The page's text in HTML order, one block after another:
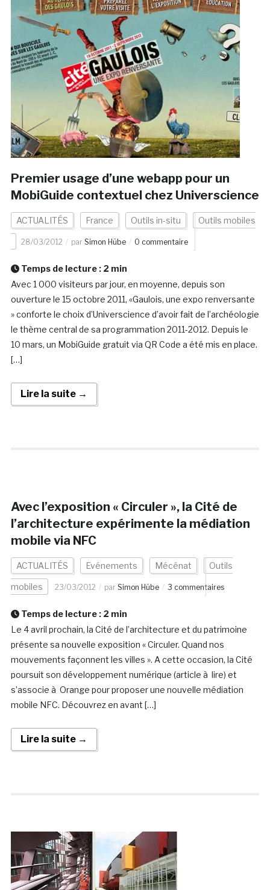
Premier usage d’une webapp pour un
MobiGuide contextuel chez Universcience
ACTUALITÉS France Outils in-situ Outils mobiles
28/03/2012 par Simon Hübe 0 commentaire
Temps de lecture : 2 min
Avec 1 000 visiteurs par jour, en moyenne, depuis son
ouverture le 15 octobre 2011, «Gaulois, une expo renversante
» conforte le choix d’Universcience d’avoir fait de l’archéologie
le thème central de sa programmation 2011-2012. Depuis le
10 mars, un MobiGuide gratuit via QR Code a été mis en place.
[…]
Lire la suite →
Avec l’exposition « Circuler », la Cité de
l’architecture expérimente la médiation
mobile via NFC
ACTUALITÉS Evénements Mécénat Outils
mobiles 23/03/2012 par Simon Hübe 3 commentaires
Temps de lecture : 2 min
Le 4 avril prochain, la Cité de l’architecture et du patrimoine
présente sa nouvelle exposition « Circuler. Quand nos
mouvements façonnent les villes ». A cette occasion, la Cité
poursuit son développement numérique (article à lire) et
s’associe à Orange pour proposer une nouvelle médiation
mobile NFC. Découvrez en avant […]
Lire la suite →